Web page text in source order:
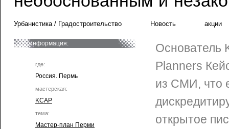
Урбанистика / Градостроительство Новость акции
информация:
где:
Россия. Пермь
мастерская:
KCAP
тема:
Мастер-план Перми
Основатель
Planners
из СМИ, что
открытое